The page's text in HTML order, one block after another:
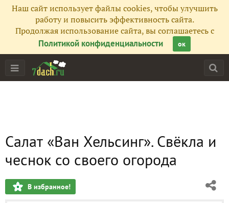
Наш сайт использует файлы cookies, чтобы улучшить
работу и повысить эффективность сайта.
Продолжая использование сайта, вы соглашаетесь с
Политикой конфиденциальности
ок
Салат «Ван Хельсинг». Свёкла и
чеснок со своего огорода
В избранное!